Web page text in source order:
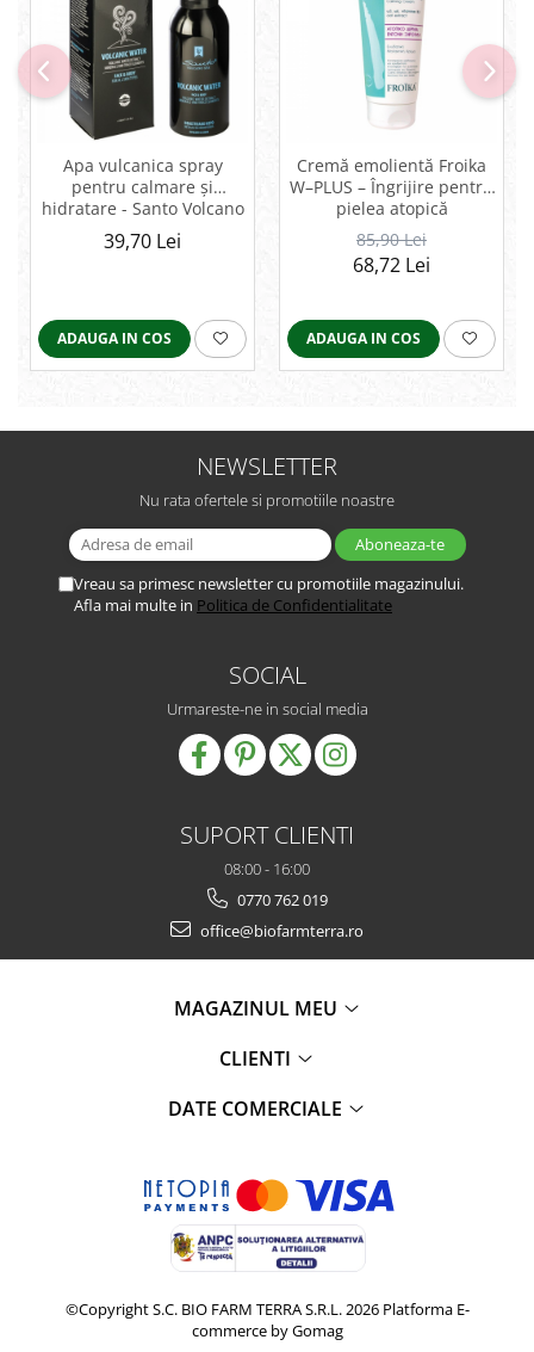
Apa vulcanica spray
pentru calmare și
hidratare - Santo Volcano
Spa
39,70 Lei
ADAUGA IN COS
Cremă emolientă Froika
W–PLUS – Îngrijire pentru
pielea atopică
85,90 Lei
68,72 Lei
ADAUGA IN COS
NEWSLETTER
Nu rata ofertele si promotiile noastre
Vreau sa primesc newsletter cu promotiile magazinului.
Afla mai multe in Politica de Confidentialitate
SOCIAL
Urmareste-ne in social media
SUPORT CLIENTI
08:00 - 16:00
0770 762 019
office@biofarmterra.ro
MAGAZINUL MEU
CLIENTI
DATE COMERCIALE
©Copyright S.C. BIO FARM TERRA S.R.L. 2026 Platforma E-
commerce by Gomag